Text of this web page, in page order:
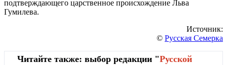
подтверждающего царственное происхождение Льва
Гумилева.
Источник:
© Русская Семерка
Читайте также: выбор редакции "Русской